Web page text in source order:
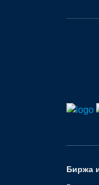
Биржа